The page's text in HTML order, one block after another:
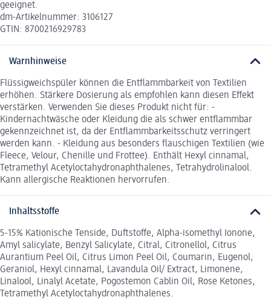
geeignet.
dm-Artikelnummer: 3106127
GTIN: 8700216929783
Warnhinweise
Flüssigweichspüler können die Entflammbarkeit von Textilien
erhöhen. Stärkere Dosierung als empfohlen kann diesen Effekt
verstärken. Verwenden Sie dieses Produkt nicht für: -
Kindernachtwäsche oder Kleidung die als schwer entflammbar
gekennzeichnet ist, da der Entflammbarkeitsschutz verringert
werden kann. - Kleidung aus besonders flauschigen Textilien (wie
Fleece, Velour, Chenille und Frottee). Enthält Hexyl cinnamal,
Tetramethyl Acetyloctahydronaphthalenes, Tetrahydrolinalool.
Kann allergische Reaktionen hervorrufen.
Inhaltsstoffe
5-15% Kationische Tenside, Duftstoffe, Alpha-isomethyl Ionone,
Amyl salicylate, Benzyl Salicylate, Citral, Citronellol, Citrus
Aurantium Peel Oil, Citrus Limon Peel Oil, Coumarin, Eugenol,
Geraniol, Hexyl cinnamal, Lavandula Oil/ Extract, Limonene,
Linalool, Linalyl Acetate, Pogostemon Cablin Oil, Rose Ketones,
Tetramethyl Acetyloctahydronaphthalenes.